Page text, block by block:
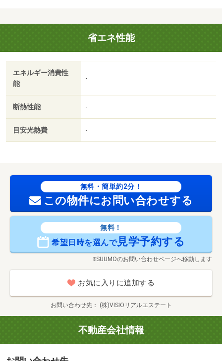
省エネ性能
エネルギー消費性
能
-
断熱性能 -
目安光熱費 -
無料・簡単約2分！
この物件にお問い合わせする
無料！
希望日時を選んで見学予約する
※SUUMOのお問い合わせページへ移動します
お気に入りに追加する
お問い合わせ先 (株)VISIOリアルエステート
不動産会社情報